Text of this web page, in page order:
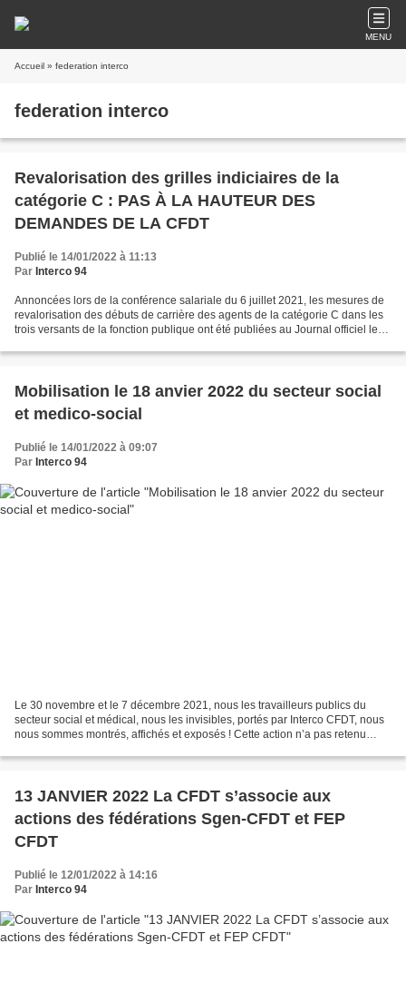
MENU
Accueil » federation interco
federation interco
Revalorisation des grilles indiciaires de la
catégorie C : PAS À LA HAUTEUR DES
DEMANDES DE LA CFDT
Publié le 14/01/2022 à 11:13
Par Interco 94
Annoncées lors de la conférence salariale du 6 juillet 2021, les mesures de
revalorisation des débuts de carrière des agents de la catégorie C dans les
trois versants de la fonction publique ont été publiées au Journal officiel le
Mobilisation le 18 anvier 2022 du secteur social
et medico-social
Publié le 14/01/2022 à 09:07
Par Interco 94
Le 30 novembre et le 7 décembre 2021, nous les travailleurs publics du
secteur social et médical, nous les invisibles, portés par Interco CFDT, nous
nous sommes montrés, affichés et exposés ! Cette action n’a pas retenu
13 JANVIER 2022 La CFDT s’associe aux
actions des fédérations Sgen-CFDT et FEP
CFDT
Publié le 12/01/2022 à 14:16
Par Interco 94